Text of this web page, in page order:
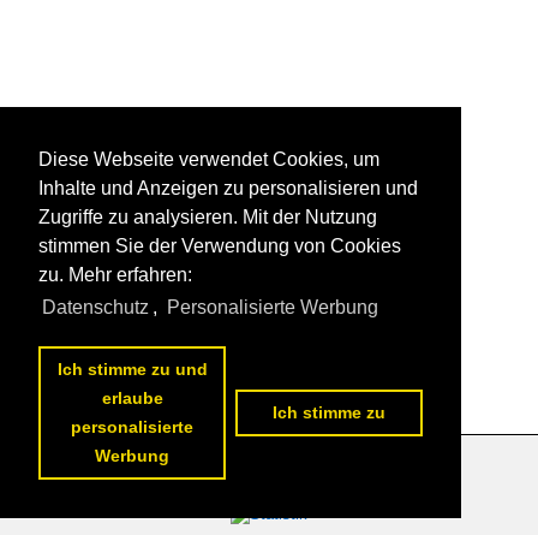
Datenschutzerklärung
Diese Webseite verwendet Cookies, um
Inhalte und Anzeigen zu personalisieren und
Zugriffe zu analysieren. Mit der Nutzung
stimmen Sie der Verwendung von Cookies
zu. Mehr erfahren:
Datenschutz , Personalisierte Werbung
Ich stimme zu und
erlaube
personalisierte
Werbung
Ich stimme zu